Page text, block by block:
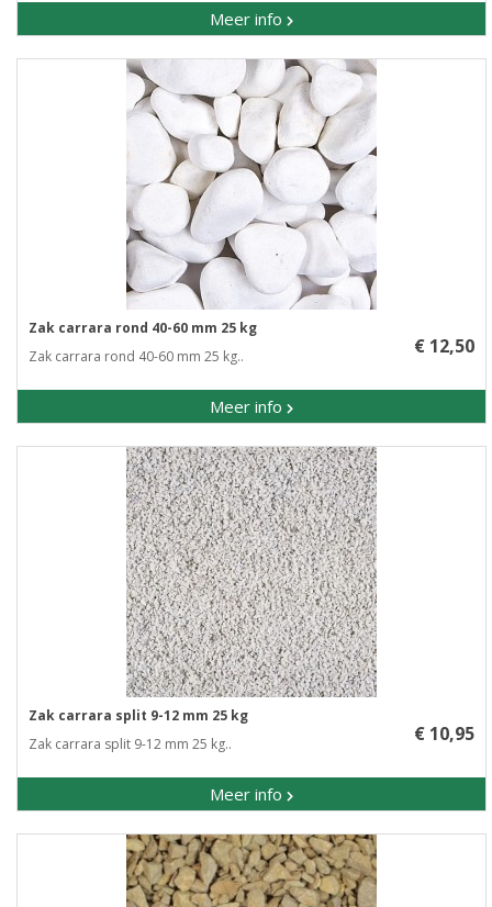
Meer info
Zak carrara rond 40-60 mm 25 kg
Zak carrara rond 40-60 mm 25 kg..
Meer info
€ 12,50
Zak carrara split 9-12 mm 25 kg
Zak carrara split 9-12 mm 25 kg..
Meer info
€ 10,95